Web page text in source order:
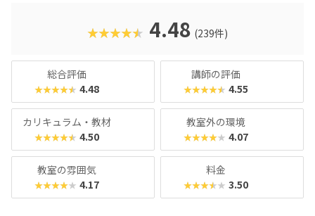
て、興味を持つか確かめたい」という保護者にもおすすめで
きます。Crefus/Kicksともに、カリキュラムがしっかりして
を検討する際は早めに下調べに動くのがおすすめです。
★★★★★ 4.48 (239件)
総合評価
★★★★★ 4.48
講師の評価
★★★★★ 4.55
カリキュラム・教材
★★★★★ 4.50
教室外の環境
★★★★★ 4.07
教室の雰囲気
★★★★★ 4.17
料金
★★★★★ 3.50